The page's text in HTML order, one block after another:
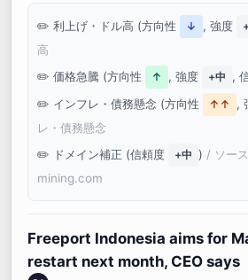
利上げ・ドル高 (方向性 ↓ , 強度
高
価格急騰 (方向性
↑ , 強度 +中 ,
インフレ・債務懸念 (方向性
↑↑ ,
レ・債務懸念
ドメイン補正 (信頼度
+中 ) / ソー
mining.com
Freeport Indonesia aims for
restart next month, CEO says